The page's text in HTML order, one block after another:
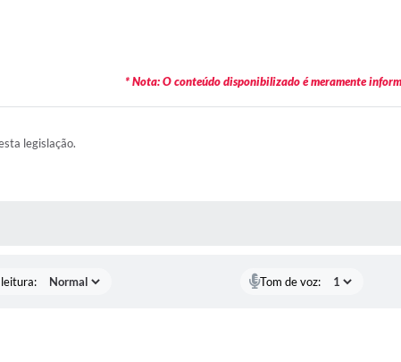
* Nota: O conteúdo disponibilizado é meramente
legislação.
Tom de voz: